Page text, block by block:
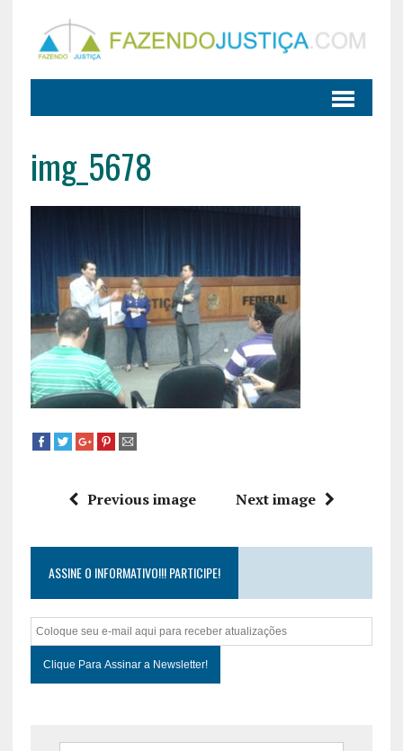
img_5678
Previous image Next image
ASSINE O INFORMATIVO!!! PARTICIPE!